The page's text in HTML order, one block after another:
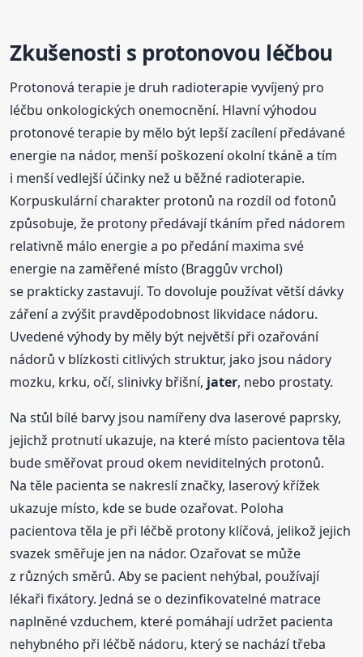
Zkušenosti s protonovou léčbou
Protonová terapie je druh radioterapie vyvíjený pro
léčbu onkologických onemocnění. Hlavní výhodou
protonové terapie by mělo být lepší zacílení předávané
energie na nádor, menší poškození okolní tkáně a tím
i menší vedlejší účinky než u běžné radioterapie.
Korpuskulární charakter protonů na rozdíl od fotonů
způsobuje, že protony předávají tkáním před nádorem
relativně málo energie a po předání maxima své
energie na zaměřené místo (Braggův vrchol)
se prakticky zastavují. To dovoluje používat větší dávky
záření a zvýšit pravděpodobnost likvidace nádoru.
Uvedené výhody by měly být největší při ozařování
nádorů v blízkosti citlivých struktur, jako jsou nádory
mozku, krku, očí, slinivky břišní, jater, nebo prostaty.
Na stůl bílé barvy jsou namířeny dva laserové paprsky,
jejichž protnutí ukazuje, na které místo pacientova těla
bude směřovat proud okem neviditelných protonů.
Na těle pacienta se nakreslí značky, laserový křížek
ukazuje místo, kde se bude ozařovat. Poloha
pacientova těla je při léčbě protony klíčová, jelikož jejich
svazek směřuje jen na nádor. Ozařovat se může
z různých směrů. Aby se pacient nehýbal, používají
lékaři fixátory. Jedná se o dezinfikovatelné matrace
naplněné vzduchem, které pomáhají udržet pacienta
nehybného při léčbě nádoru, který se nachází třeba